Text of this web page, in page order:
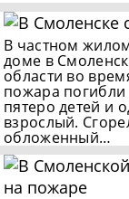
В частном
доме в
области во
пожара погибли
пятеро детей и
взрослый.
обложенный…